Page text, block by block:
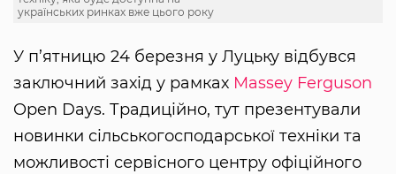
українських ринках вже цього року
У п’ятницю 24 березня у Луцьку відбувся
заключний захід у рамках Massey Ferguson
Open Days. Традиційно, тут презентували
новинки сільськогосподарської техніки та
можливості сервісного центру офіційного